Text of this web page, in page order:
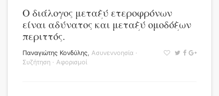
Ο διάλογος μεταξύ ετεροφρόνων
είναι αδύνατος και μεταξύ ομοδόξων
περιττός.
Παναγιώτης Κονδύλης, Ασυνεννοησία ·
Συζήτηση · Αφορισμοί